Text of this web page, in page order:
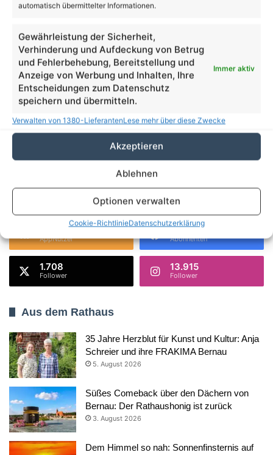
automatisch übermittelter Informationen.
Gewährleistung der Sicherheit,
Verhinderung und Aufdeckung von Betrug
und Fehlerbehebung, Bereitstellung und
Anzeige von Werbung und Inhalten, Ihre
Entscheidungen zum Datenschutz
speichern und übermitteln.
Immer aktiv
Verwalten von 1380-LieferantenLese mehr über diese Zwecke
Akzeptieren
Ablehnen
Optionen verwalten
Cookie-RichtlinieDatenschutzerklärung
Bernau
Einzelne Wolken
19
27º - 14º
72%
1.63 km/h
Mo. Di.
25 ℃
Mi. Do. Fr.
Danke dafür!62.048
18.419
AppNutzer
28.006
Abonnenten
1.708
Follower
13.915
Follower
Aus dem Rathaus
35 Jahre Herzblut für Kunst und Kultur: Anja
Schreier und ihre FRAKIMA Bernau
5. August 2026
Süßes Comeback über den Dächern von
Bernau: Der Rathaushonig ist zurück
3. August 2026
Dem Himmel so nah: Sonnenfinsternis auf